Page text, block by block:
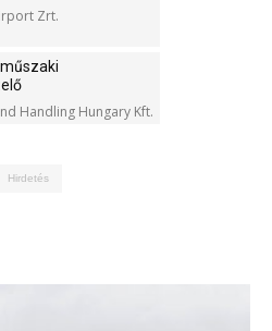
Zrt.
Handling Hungary Kft.
Hirdetés